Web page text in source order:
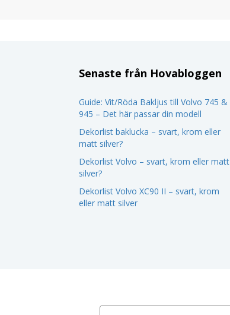
Senaste från Hovabloggen
Guide: Vit/Röda Bakljus till Volvo 745 &
945 – Det här passar din modell
Dekorlist baklucka – svart, krom eller
matt silver?
Dekorlist Volvo – svart, krom eller matt
silver?
Dekorlist Volvo XC90 II – svart, krom
eller matt silver